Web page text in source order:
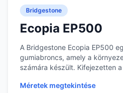
Bridgestone
Ecopia EP500
A Bridgestone Ecopia EP500
gumiabroncs, amely a
számára készült. Kifejezetten
Méretek megtekintése